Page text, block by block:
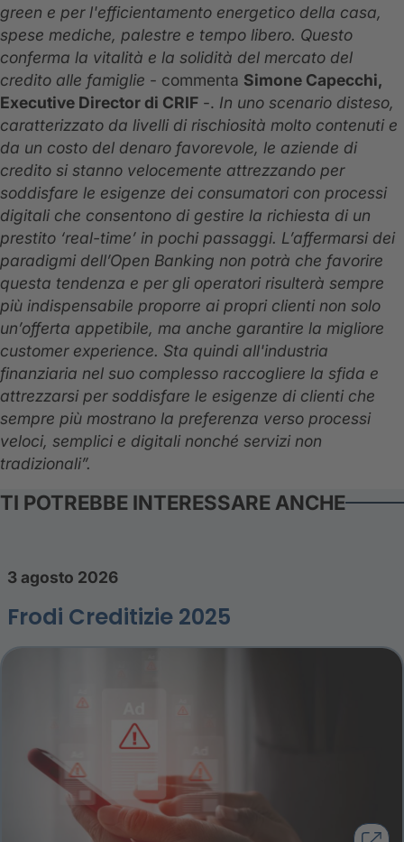
green e per l'efficientamento energetico della casa,
spese mediche, palestre e tempo libero. Questo
conferma la vitalità e la solidità del mercato del
credito alle famiglie - commenta Simone Capecchi,
Executive Director di CRIF -. In uno scenario disteso,
caratterizzato da livelli di rischiosità molto contenuti e
da un costo del denaro favorevole, le aziende di
credito si stanno velocemente attrezzando per
soddisfare le esigenze dei consumatori con processi
digitali che consentono di gestire la richiesta di un
prestito ‘real-time’ in pochi passaggi. L’affermarsi dei
paradigmi dell’Open Banking non potrà che favorire
questa tendenza e per gli operatori risulterà sempre
più indispensabile proporre ai propri clienti non solo
un’offerta appetibile, ma anche garantire la migliore
customer experience. Sta quindi all'industria
finanziaria nel suo complesso raccogliere la sfida e
attrezzarsi per soddisfare le esigenze di clienti che
sempre più mostrano la preferenza verso processi
veloci, semplici e digitali nonché servizi non
tradizionali”.
TI POTREBBE INTERESSARE ANCHE
3 agosto 2026
Frodi Creditizie 2025